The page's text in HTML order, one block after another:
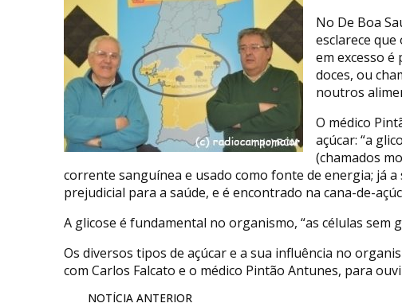
No De Boa
esclarece que
em excesso é
doces, ou
noutros
O médico
açúcar: “a
(chamados
corrente sanguínea e usado como fonte de energia; já
prejudicial para a saúde, e é encontrado na cana-de-
A glicose é fundamental no organismo, “as células sem
Os diversos tipos de açúcar e a sua influência no
com Carlos Falcato e o médico Pintão Antunes, para
NOTÍCIA ANTERIOR